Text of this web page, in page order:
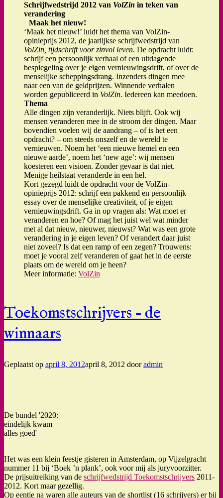
Schrijfwedstrijd 2012 van VolZin in teken van
verandering
Maak het nieuw!
‘Maak het nieuw!’ luidt het thema van VolZin-
opinieprijs 2012, de jaarlijkse schrijfwedstrijd van
VolZin, tijdschrift voor zinvol leven. De opdracht luidt:
schrijf een persoonlijk verhaal of een uitdagende
bespiegeling over je eigen vernieuwingsdrift, of over de
menselijke scheppingsdrang. Inzenders dingen mee
naar een van de geldprijzen. Winnende verhalen
worden gepubliceerd in VolZin. Iedereen kan meedoen.
Thema
Alle dingen zijn veranderlijk. Niets blijft. Ook wij
mensen veranderen mee in de stroom der dingen. Maar
bovendien voelen wij de aandrang – of is het een
opdracht? – om steeds onszelf en de wereld te
vernieuwen. Noem het ‘een nieuwe hemel en een
nieuwe aarde’, noem het ‘new age’: wij mensen
koesteren een visioen. Zonder gevaar is dat niet.
Menige heilstaat veranderde in een hel.
Kort gezegd luidt de opdracht voor de VolZin-
opinieprijs 2012: schrijf een pakkend en persoonlijk
essay over de menselijke creativiteit, of je eigen
vernieuwingsdrift. Ga in op vragen als: Wat moet er
veranderen en hoe? Of mag het juist wel wat minder
met al dat nieuw, nieuwer, nieuwst? Wat was een grote
verandering in je eigen leven? Of verandert daar juist
niet zoveel? Is dat een ramp of een zegen? Trouwens:
moet je vooral zelf veranderen of gaat het in de eerste
plaats om de wereld om je heen?
Meer informatie: VolZin
Toekomstschrijvers – de
winnaars
Geplaatst op april 8, 2012april 8, 2012 dooradmin
De bundel '2020:
eindelijk kwam
alles goed'
Het was een klein feestje gisteren in Amsterdam, op Vijzelgracht
nummer 11 bij ‘Boek ’n plank’, ook voor mij als juryvoorzitter.
De prijsuitreiking van de schrijfwedstrijd Toekomstschrijvers 2011-
2012. Kort maar gezellig.
Op eentje na waren alle auteurs van de shortlist (16 schrijvers) er bij